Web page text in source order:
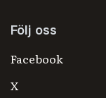
Följ oss
Facebook
X